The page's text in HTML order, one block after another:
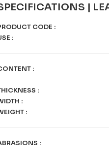
|
CODE :
:
:
:
:
:
: